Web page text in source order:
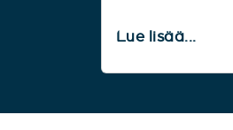
Lue lisää...